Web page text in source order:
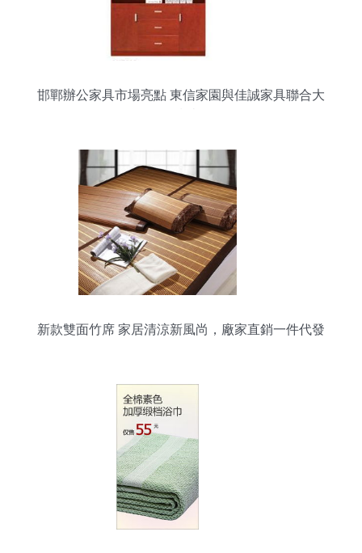
邯鄲辦公家具市場亮點 東信家園與佳誠家具聯合大
新款雙面竹席 家居清涼新風尚，廠家直銷一件代發